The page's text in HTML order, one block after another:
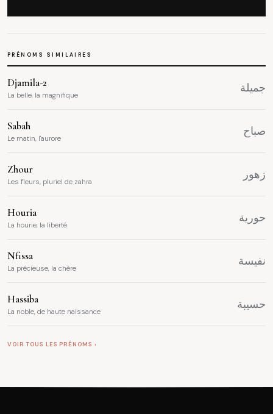
PRÉNOMS SIMILAIRES
Djamila-2
La belle, la magnifique
جميلة
Sabah
Le matin, l'aurore
صباح
Zhour
Les fleurs, pluriel de zahra
زهور
Houria
La hourie, la liberté
حورية
Nfissa
La précieuse, la chère
نفيسة
Hassiba
La noble, de haute naissance
حسيبة
VOIR TOUS LES PRÉNOMS ›